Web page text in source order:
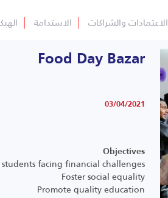
الاعتمادات والشراكات │ الاستدامة │
Food Day Bazar
03/04/2021
Objectives
facing financial challenges
Foster social equality
Promote quality education